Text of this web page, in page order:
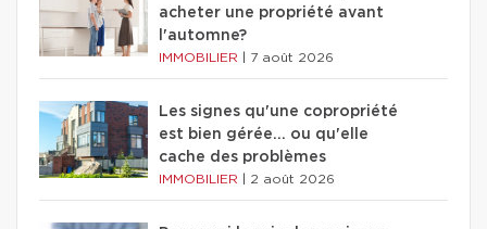
acheter une propriété avant
l'automne?
IMMOBILIER 7 août 2026
Les signes qu'une copropriété
est bien gérée… ou qu'elle
cache des problèmes
IMMOBILIER 2 août 2026